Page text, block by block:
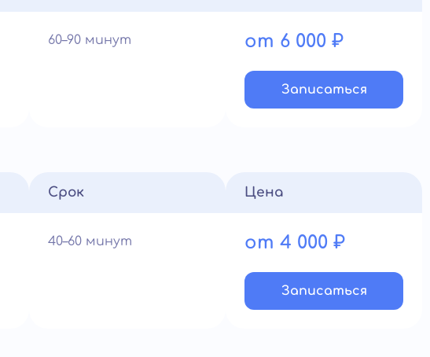
60–90 минут от 6 000 ₽
Записатьcя
Срок
40–60 минут
Цена
от 4 000 ₽
Записатьcя